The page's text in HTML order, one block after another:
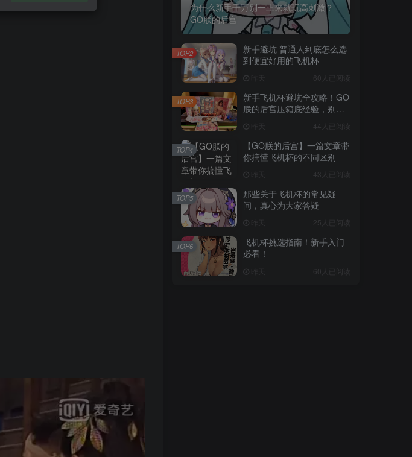
为什么新手千万别一上来就玩高刺激？
GO朕的后宫
新手避坑 普通人到底怎么选
到便宜好用的飞机杯
昨天 60人已阅读
TOP2
新手飞机杯避坑全攻略！GO
朕的后宫压箱底经验，别再
昨天 44人已阅读
TOP3
【GO朕的后宫】一篇文章带
你搞懂飞机杯的不同区别
昨天 43人已阅读
TOP4
那些关于飞机杯的常见疑
问，真心为大家答疑
昨天 25人已阅读
TOP5
飞机杯挑选指南！新手入门
必看！
昨天 60人已阅读
TOP6